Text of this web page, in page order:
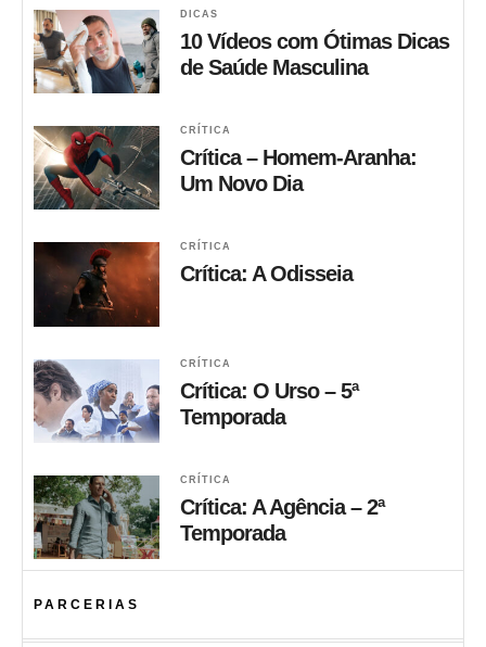
DICAS
10 Vídeos com Ótimas Dicas
de Saúde Masculina
CRÍTICA
Crítica – Homem-Aranha:
Um Novo Dia
CRÍTICA
Crítica: A Odisseia
CRÍTICA
Crítica: O Urso – 5ª
Temporada
CRÍTICA
Crítica: A Agência – 2ª
Temporada
PARCERIAS